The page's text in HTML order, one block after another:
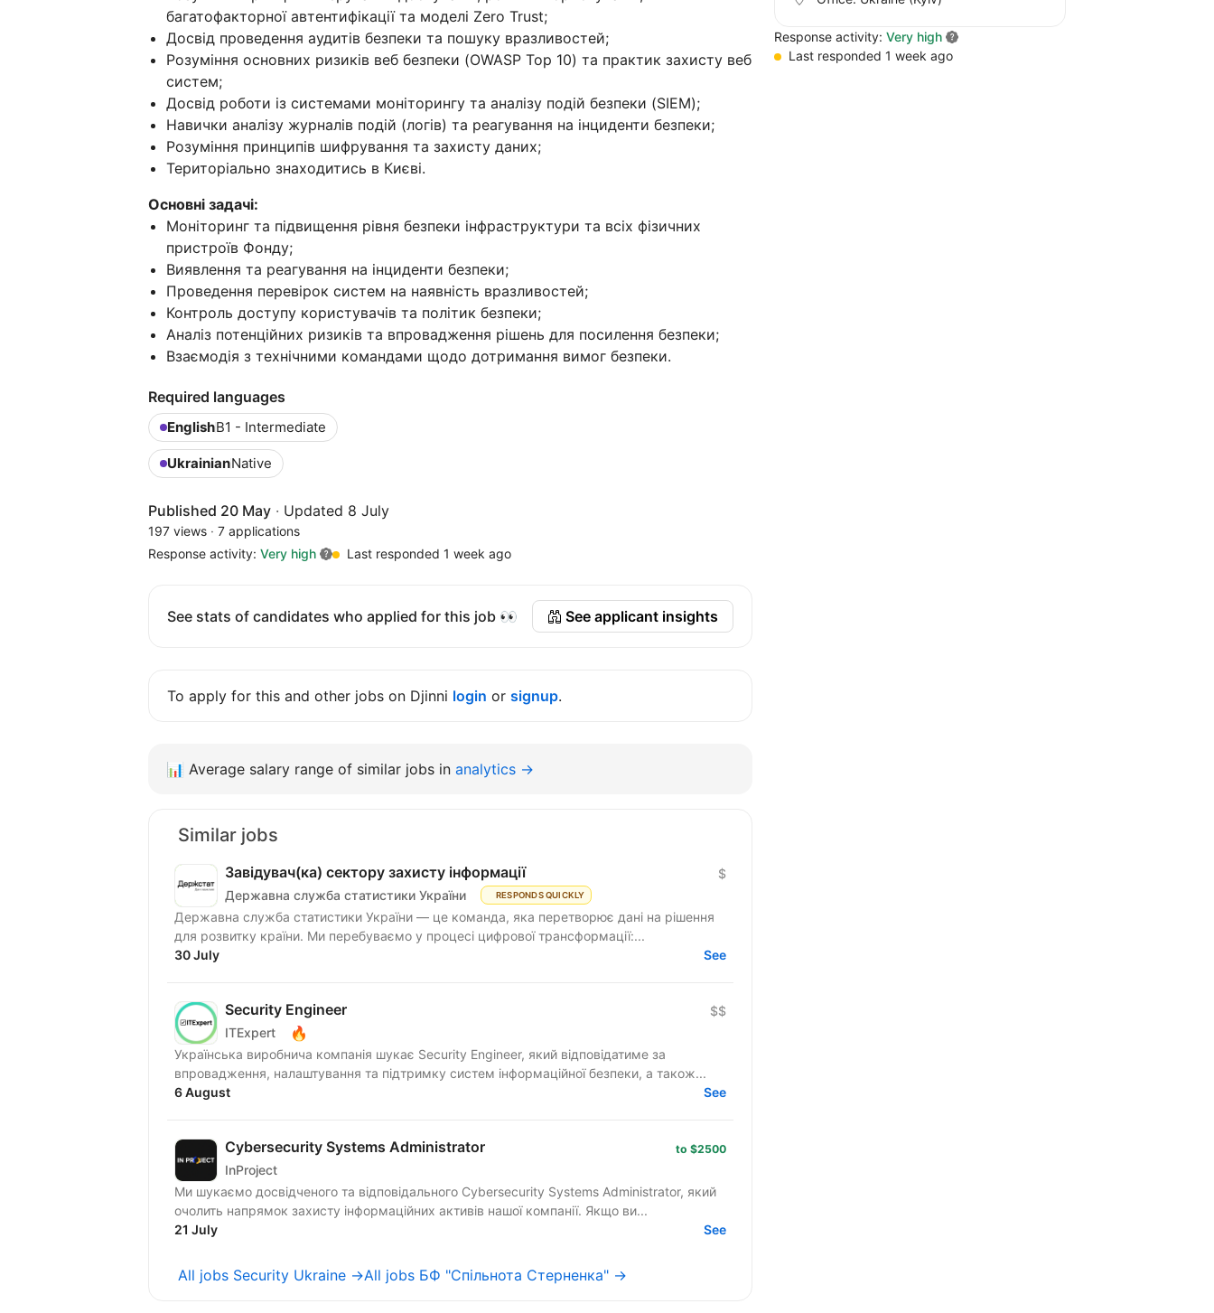
багатофакторної автентифікації та моделі Zero Trust;
Досвід проведення аудитів безпеки та пошуку вразливостей;
Розуміння основних ризиків веб безпеки (OWASP Top 10) та практик захисту веб
систем;
Досвід роботи із системами моніторингу та аналізу подій безпеки (SIEM);
Навички аналізу журналів подій (логів) та реагування на інциденти безпеки;
Розуміння принципів шифрування та захисту даних;
Територіально знаходитись в Києві.
Основні задачі:
Моніторинг та підвищення рівня безпеки інфраструктури та всіх фізичних
пристроїв Фонду;
Виявлення та реагування на інциденти безпеки;
Проведення перевірок систем на наявність вразливостей;
Контроль доступу користувачів та політик безпеки;
Аналіз потенційних ризиків та впровадження рішень для посилення безпеки;
Взаємодія з технічними командами щодо дотримання вимог безпеки.
Required languages
EnglishB1 - Intermediate
UkrainianNative
Published 20 May · Updated 8 July
197 views · 7 applications
Response activity: Very high Last responded 1 week ago
See stats of candidates who applied for this job 👀 See applicant insights
To apply for this and other jobs on Djinni login or signup.
Response activity:Very high
Last responded 1 week ago
📊 Average salary range of similar jobs in analytics →
Similar jobs
Завідувач(ка) сектору захисту інформації
Державна служба статистики України RESPONDS QUICKLY
$
Державна служба статистики України — це команда, яка перетворює дані на рішення
для розвитку країни. Ми перебуваємо у процесі цифрової трансформації:...
30 July
See
Security Engineer
ITExpert 🔥
$$
Українська виробнича компанія шукає Security Engineer, який відповідатиме за
впровадження, налаштування та підтримку систем інформаційної безпеки, а також...
6 August
See
Cybersecurity Systems Administrator
InProject
to $2500
Ми шукаємо досвідченого та відповідального Cybersecurity Systems Administrator, який
очолить напрямок захисту інформаційних активів нашої компанії. Якщо ви...
21 July
See
All jobs Security Ukraine →All jobs БФ "Спільнота Стерненка" →